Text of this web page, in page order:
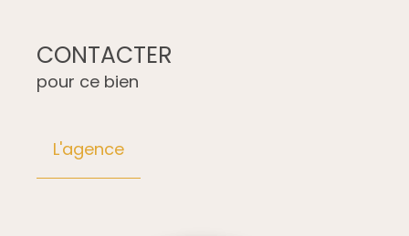
CONTACTER
pour ce bien
L'agence